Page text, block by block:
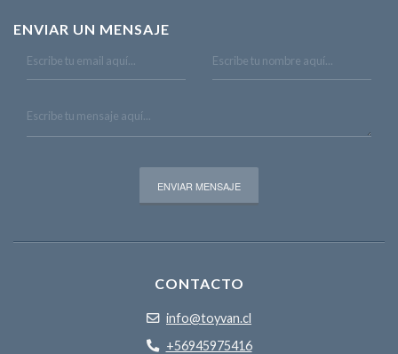
ENVIAR UN MENSAJE
CONTACTO
info@toyvan.cl
+56945975416